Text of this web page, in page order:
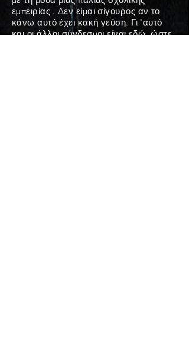
εμπειρίας . Δεν είμαι σίγουρος αν το
κάνω αυτό έχει κακή γεύση. Γι 'αυτό
και οι άλλοι σύνδεσμοι είναι εδώ, ώστε